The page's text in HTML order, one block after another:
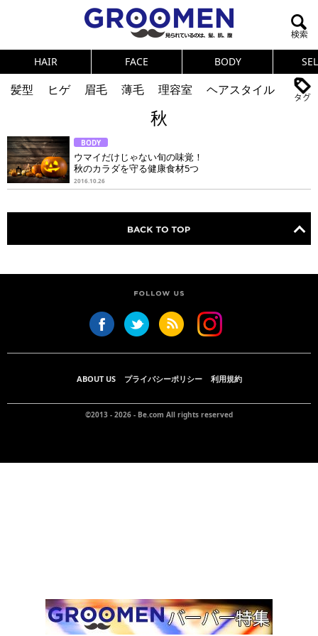
HAIR FACE BODY
髪型 ヒゲ 眉毛 薄毛 理容室
ヘアスタイル
ニオイ
メンズコスメ
NEWS PICK UP 筋肉
テストステロン
海外セレブ
健康
スキンケア 食事
調査結果
トレーニング
好印象な男
頭皮ケア
ダイエット
理容室
秋
BODY
ウマイだけじゃない旬の味覚！
秋のカラダを守る健康食材5つ
2016.10.26
ABOUT US プライバシーポリシー 利用規約
©2013 - 2026 - Be.com All rights reserved